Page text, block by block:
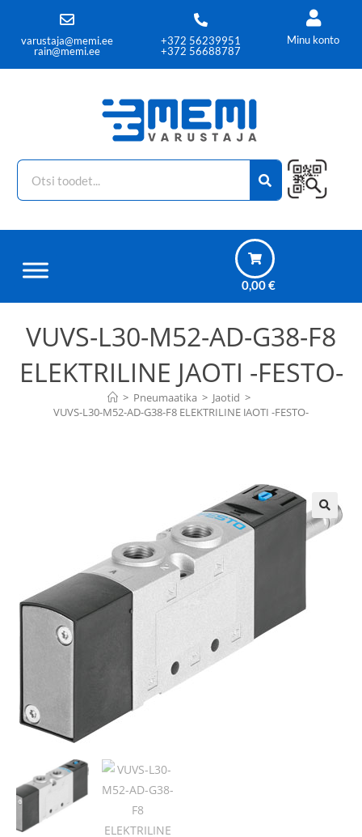
varustaja@memi.ee
rain@memi.ee
+372 56239951
+372 56688787
Minu konto
0,00€
VUVS-L30-M52-AD-G38-F8
ELEKTRILINE JAOTI -FESTO-
> Pneumaatika > Jaotid >
VUVS-L30-M52-AD-G38-F8 ELEKTRILINE JAOTI -FESTO-
🔍